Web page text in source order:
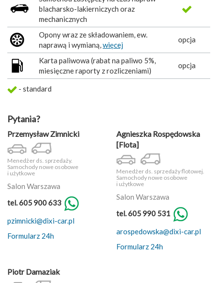
blacharsko-lakierniczych oraz
mechanicznych
Opony wraz ze składowaniem, ew.
naprawą i wymianą,więcej
opcja
Karta paliwowa (rabat na paliwo 5%,
miesięczne raporty z rozliczeniami)
opcja
- standard
Pytania?
Przemysław Zimnicki
Menedżer ds. sprzedaży.
Samochody nowe osobowe
i użytkowe
Salon Warszawa
tel. 605 900 633
pzimnicki@dixi-car.pl
Formularz 24h
Agnieszka Rospędowska
[Flota]
Menedżer ds. sprzedaży flotowej.
Samochody nowe osobowe
i użytkowe
Salon Warszawa
tel. 605 990 531
arospedowska@dixi-car.pl
Formularz 24h
Piotr Damaziak